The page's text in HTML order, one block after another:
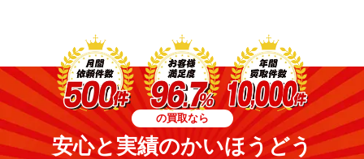
の買取なら
安心と実績のかいほうどう